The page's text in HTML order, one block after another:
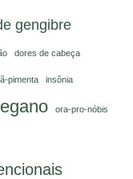
gengibre
dores de cabeça
pimenta insônia
ora-pro-nóbis